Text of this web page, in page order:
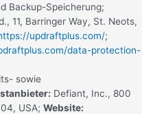
Backup-Speicherung;
11, Barringer Way, St. Neots,
updraftplus.com/;
data-protection-
sowie
Defiant, Inc., 800
USA; Website: